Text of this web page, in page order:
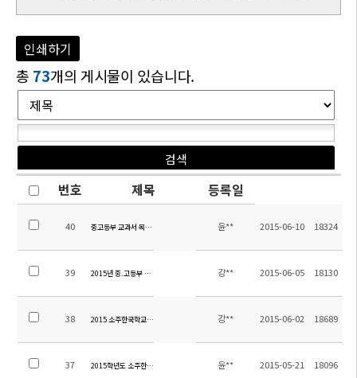
인쇄하기
총 73개의 게시물이 있습니다.
번호 제목 등록일
40 중고등부 교과서 목록 안내 윤** 2015-06-10 18324
39 2015년 중.고등부 신.편입학 운영 계획 강** 2015-06-05 18130
38 2015 소주한국학교 교육과정 체험생 모집 강** 2015-06-02 18689
37 2015학년도 소주한국학교 여름 방학 방과후 학교(중등) 신청안내
윤** 2015-05-21 18096